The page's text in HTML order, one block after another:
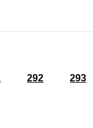
292 293